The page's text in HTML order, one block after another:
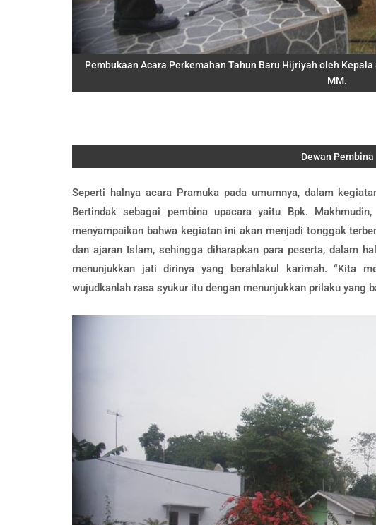
Pembukaan Acara Perkemahan Tahun Baru Hijriyah oleh
MM.
Dewan Pembina
Seperti halnya acara Pramuka pada umumnya, dalam
Bertindak sebagai pembina upacara yaitu Bpk.
menyampaikan bahwa kegiatan ini akan menjadi tonggak
dan ajaran Islam, sehingga diharapkan para peserta, dalam
menunjukkan jati dirinya yang berahlakul karimah. “Kita
wujudkanlah rasa syukur itu dengan menunjukkan prilaku yang